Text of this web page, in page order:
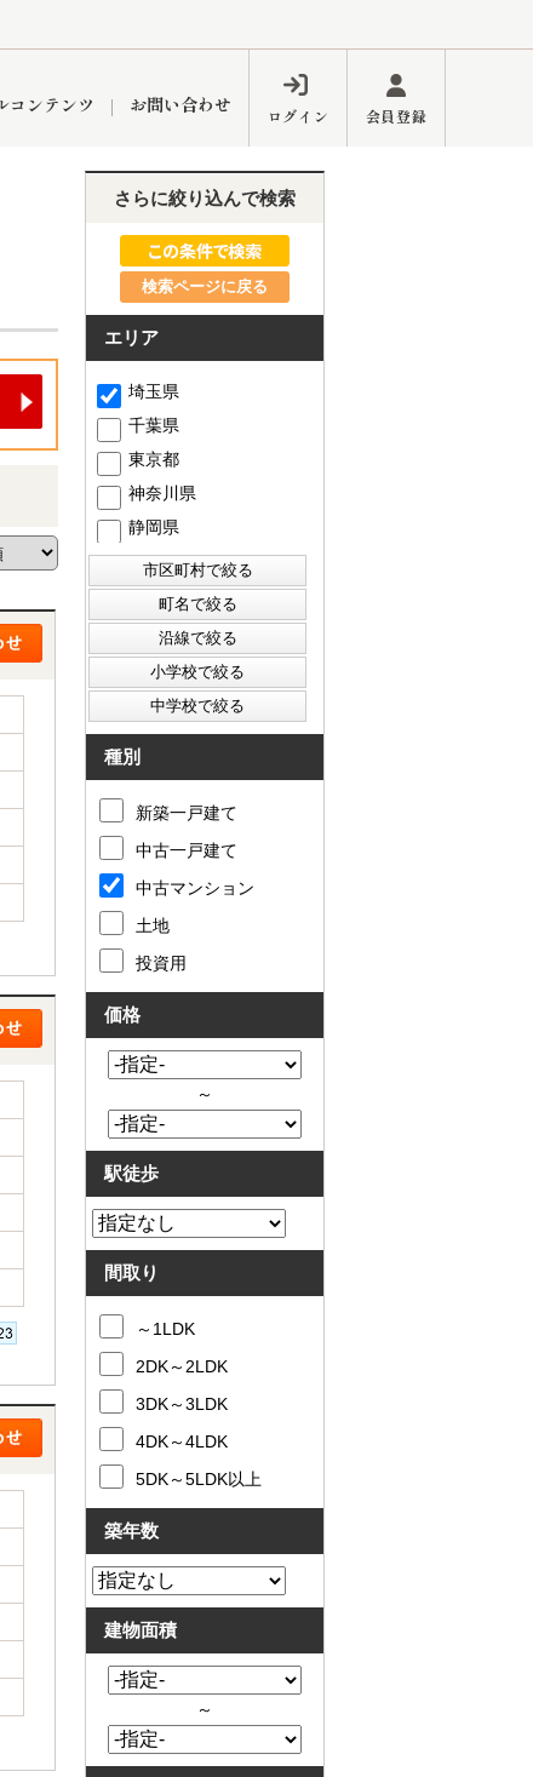
西東京市 東村山市 東大和市
練馬区
インフォメーション ブログ
東久留米営業所
コンテンツ お問い合わせ ログイン 会員登録
さらに絞り込んで検索
検索ページに戻る
エリア
埼玉県
千葉県
東京都
神奈川県
静岡県
種別
新築一戸建て
中古一戸建て
中古マンション
土地
投資用
価格
～
駅徒歩
間取り
～1LDK
2DK～2LDK
3DK～3LDK
4DK～4LDK
5DK～5LDK以上
築年数
建物面積
～